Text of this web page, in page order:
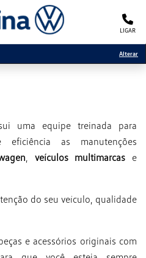
LIGAR
Alterar
uma equipe treinada para
as manutenções
, veículos multimarcas e
do seu veículo, qualidade
e acessórios originais com